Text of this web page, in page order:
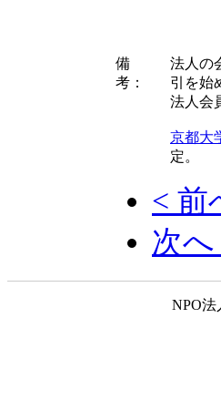
京
備
考：
法人の
引を始
法人会
京都大
定。
< 前
次へ
NPO法